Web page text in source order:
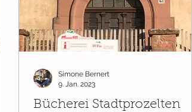
Bücherei Stadtprozelten
Simone Bernert
9. Jan. 2023